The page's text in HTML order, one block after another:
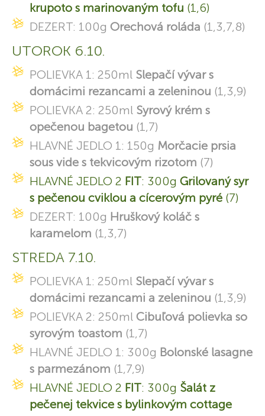
krupoto s marinovaným tofu (1,6)
DEZERT: 100g Orechová roláda (1,3,7,8)
UTOROK 6.10.
POLIEVKA 1: 250ml Slepačí vývar s
domácimi rezancami a zeleninou (1,3,9)
POLIEVKA 2: 250ml Syrový krém s
opečenou bagetou (1,7)
HLAVNÉ JEDLO 1: 150g Morčacie prsia
sous vide s tekvicovým rizotom (7)
HLAVNÉ JEDLO 2 FIT: 300g Grilovaný syr
s pečenou cviklou a cícerovým pyré (7)
DEZERT: 100g Hruškový koláč s
karamelom (1,3,7)
STREDA 7.10.
POLIEVKA 1: 250ml Slepačí vývar s
domácimi rezancami a zeleninou (1,3,9)
POLIEVKA 2: 250ml Cibuľová polievka so
syrovým toastom (1,7)
HLAVNÉ JEDLO 1: 300g Bolonské lasagne
s parmezánom (1,7,9)
HLAVNÉ JEDLO 2 FIT: 300g Šalát z
pečenej tekvice s bylinkovým cottage